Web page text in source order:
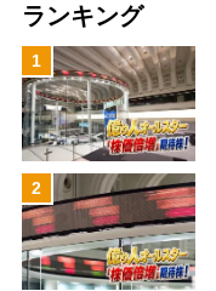
ランキング
1
2